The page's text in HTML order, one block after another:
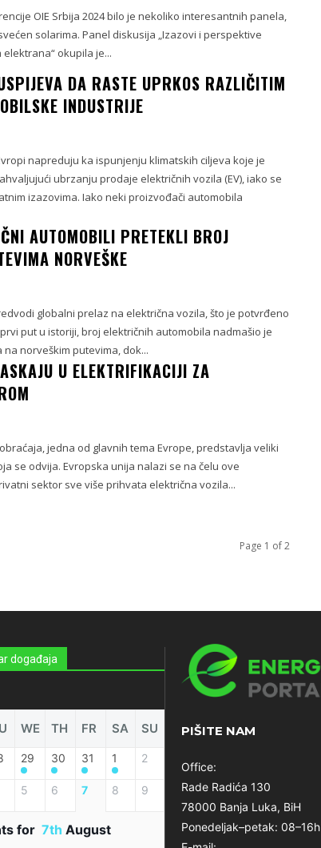
OIE Srbija 2024 bilo je nekoliko interesantnih panela,
solarima. Panel diskusija „Izazovi i perspektive
okupila je...
DA RASTE UPRKOS RAZLIČITIM
INDUSTRIJE
napreduju ka ispunjenju klimatskih ciljeva koje je
ubrzanju prodaje električnih vozila (EV), iako se
izazovima. Iako neki proizvođači automobila
AUTOMOBILI PRETEKLI BROJ
NORVEŠKE
globalni prelaz na električna vozila, što je potvrđeno
put u istoriji, broj električnih automobila nadmašio je
norveškim putevima, dok...
U ELEKTRIFIKACIJI ZA
jedna od glavnih tema Evrope, predstavlja veliki
se odvija. Evropska unija nalazi se na čelu ove
sektor sve više prihvata električna vozila...
Page 1 of 2
događaja
WE TH FR SA SU
29 30 31 1 2
5 6 7 8 9
for 7th August
PIŠITE NAM
Office:
Rade Radića 130
78000 Banja Luka, BiH
Ponedeljak–petak: 08–16h